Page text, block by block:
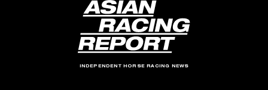
INDEPENDENT HORSE RACING NEWS